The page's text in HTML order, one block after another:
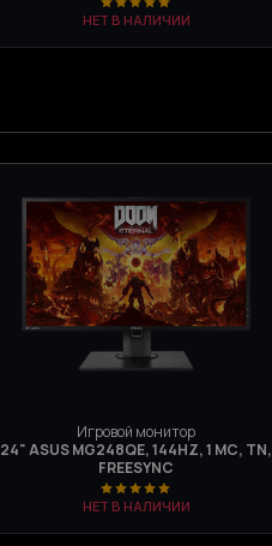
НЕТ В НАЛИЧИИ
Игровой монитор
24" ASUS MG248QE, 144HZ, 1 МС, TN,
FREESYNC
НЕТ В НАЛИЧИИ